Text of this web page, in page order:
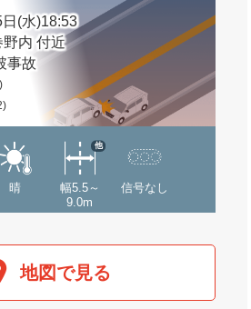
(水)18:53
内 付近
事故
晴
幅5.5～
9.0m
他
信号なし
地図で見る